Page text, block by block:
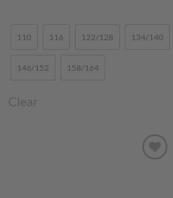
110 116 122/128 134/140
146/152 158/164
Clear